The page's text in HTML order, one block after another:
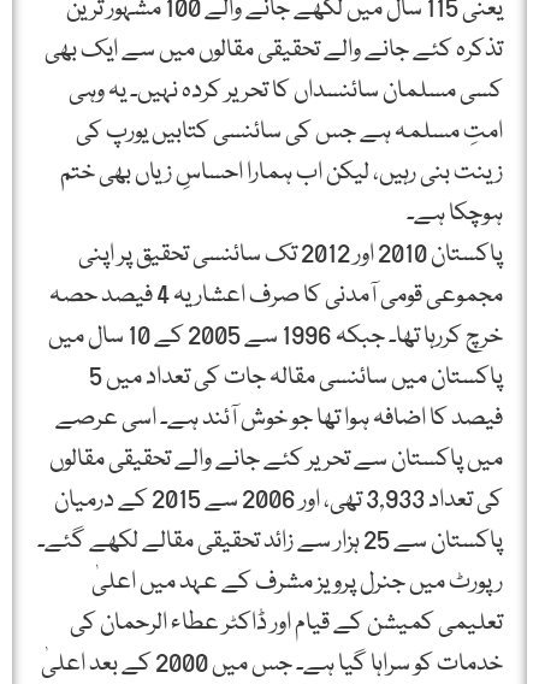
یعنی 115 سال میں لکھے جانے والے 100 مشہور ترین
تذکرہ کئے جانے والے تحقیقی مقالوں میں سے ایک بھی
کسی مسلمان سائنسداں کا تحریر کردہ نہیں۔ یہ وہی
امتِ مسلمہ ہے جس کی سائنسی کتابیں یورپ کی
زینت بنی رہیں، لیکن اب ہمارا احساسِ زیاں بھی ختم
ہوچکا ہے۔
پاکستان 2010 اور 2012 تک سائنسی تحقیق پر اپنی
مجموعی قومی آمدنی کا صرف اعشاریہ 4 فیصد حصہ
خرچ کررہا تھا۔ جبکہ 1996 سے 2005 کے 10 سال میں
پاکستان میں سائنسی مقالہ جات کی تعداد میں 5
فیصد کا اضافہ ہوا تھا جو خوش آئند ہے۔ اسی عرصے
میں پاکستان سے تحریر کئے جانے والے تحقیقی مقالوں
کی تعداد 3,933 تھی، اور 2006 سے 2015 کے درمیان
پاکستان سے 25 ہزار سے زائد تحقیقی مقالے لکھے گئے۔
رپورٹ میں جنرل پرویز مشرف کے عہد میں اعلیٰ
تعلیمی کمیشن کے قیام اور ڈاکٹر عطاء الرحمان کی
خدمات کو سراہا گیا ہے۔ جس میں 2000 کے بعد اعلیٰ